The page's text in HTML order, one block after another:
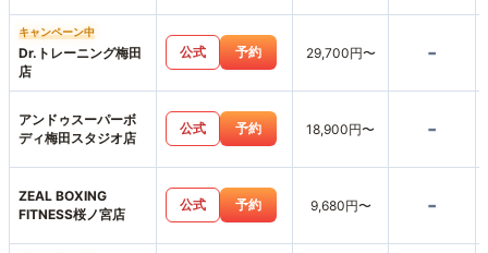
キャンペーン中
Dr.トレーニング梅田
店
公式 予約 29,700円〜 -
アンドゥスーパーボ
ディ梅田スタジオ店
公式 予約 18,900円〜 -
ZEAL BOXING
FITNESS桜ノ宮店
公式 予約 9,680円〜 -